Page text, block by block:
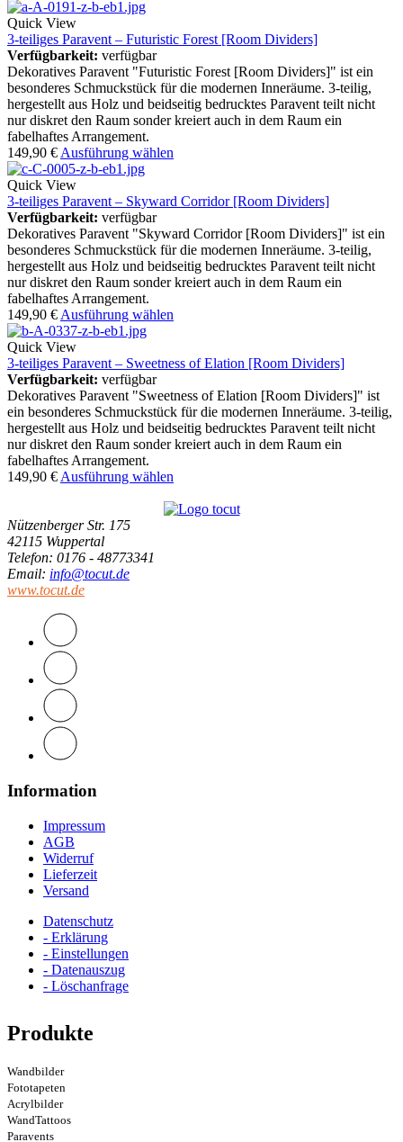
Quick View
3-teiliges Paravent – Futuristic Forest [Room Dividers]
Verfügbarkeit: verfügbar
Dekoratives Paravent "Futuristic Forest [Room Dividers]" ist ein
besonderes Schmuckstück für die modernen Inneräume. 3-teilig,
hergestellt aus Holz und beidseitig bedrucktes Paravent teilt nicht
nur diskret den Raum sonder kreiert auch in dem Raum ein
fabelhaftes Arrangement.
149,90 € Ausführung wählen
Quick View
3-teiliges Paravent – Skyward Corridor [Room Dividers]
Verfügbarkeit: verfügbar
Dekoratives Paravent "Skyward Corridor [Room Dividers]" ist ein
besonderes Schmuckstück für die modernen Inneräume. 3-teilig,
hergestellt aus Holz und beidseitig bedrucktes Paravent teilt nicht
nur diskret den Raum sonder kreiert auch in dem Raum ein
fabelhaftes Arrangement.
149,90 € Ausführung wählen
Quick View
3-teiliges Paravent – Sweetness of Elation [Room Dividers]
Verfügbarkeit: verfügbar
Dekoratives Paravent "Sweetness of Elation [Room Dividers]" ist
ein besonderes Schmuckstück für die modernen Inneräume. 3-teilig,
hergestellt aus Holz und beidseitig bedrucktes Paravent teilt nicht
nur diskret den Raum sonder kreiert auch in dem Raum ein
fabelhaftes Arrangement.
149,90 € Ausführung wählen
Nützenberger Str. 175
42115 Wuppertal
Telefon: 0176 - 48773341
Email: info@tocut.de
www.tocut.de
Information
Impressum
AGB
Widerruf
Lieferzeit
Versand
Datenschutz
- Erklärung
- Einstellungen
- Datenauszug
- Löschanfrage
Produkte
Wandbilder
Fototapeten
Acrylbilder
WandTattoos
Paravents